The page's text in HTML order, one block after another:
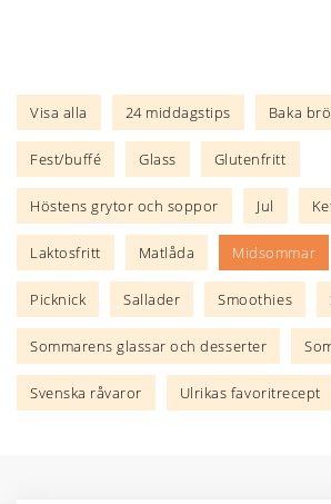
Visa alla 24 middagstips Baka
Fest/buffé Glass Glutenfritt
Höstens grytor och soppor Jul
Laktosfritt Matlåda Midsommar
Picknick Sallader Smoothies
Sommarens glassar och desserter
Svenska råvaror Ulrikas favoritrecept